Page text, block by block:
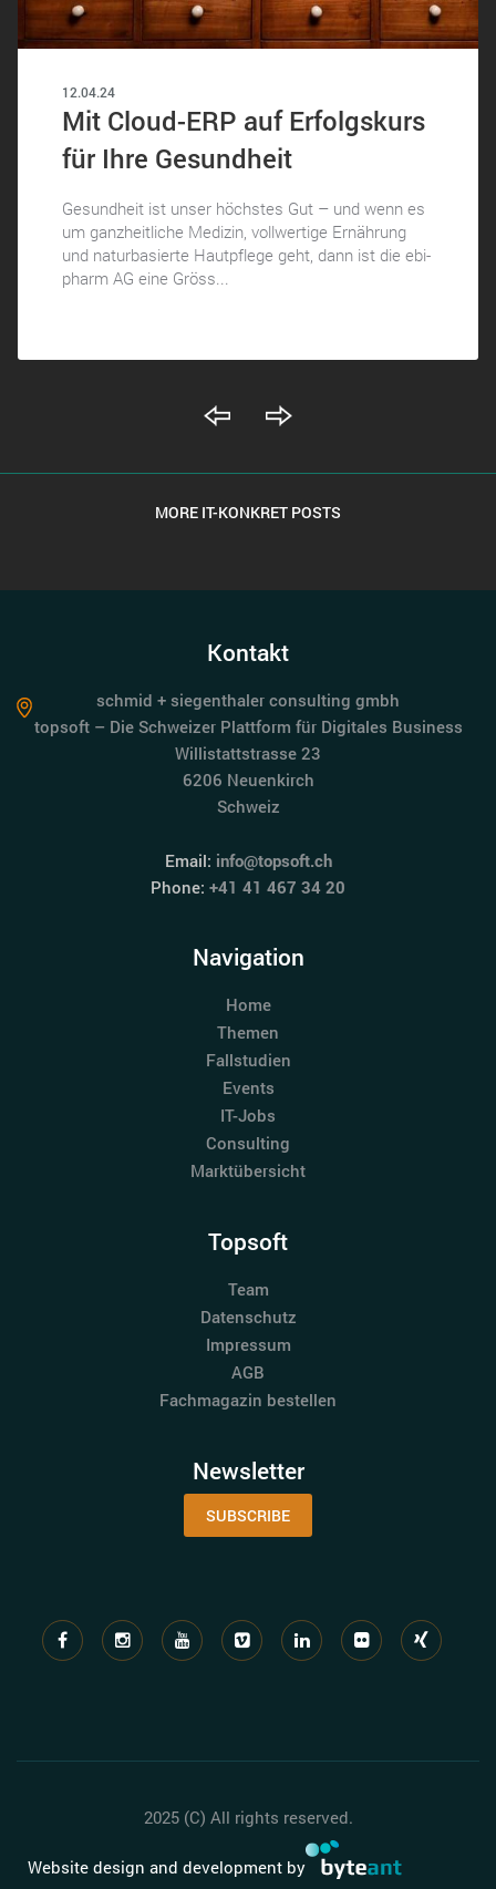
12.04.24
Mit Cloud-ERP auf Erfolgskurs
für Ihre Gesundheit
Gesundheit ist unser höchstes Gut – und wenn es
um ganzheitliche Medizin, vollwertige Ernährung
und naturbasierte Hautpflege geht, dann ist die ebi-
pharm AG eine Gröss...
MORE IT-KONKRET POSTS
Kontakt
schmid + siegenthaler consulting gmbh
topsoft – Die Schweizer Plattform für Digitales Business
Willistattstrasse 23
6206 Neuenkirch
Schweiz
Email: info@topsoft.ch
Phone: +41 41 467 34 20
Navigation
Home
Themen
Fallstudien
Events
IT-Jobs
Consulting
Marktübersicht
Topsoft
Team
Datenschutz
Impressum
AGB
Fachmagazin bestellen
Newsletter
SUBSCRIBE
2025 (C) All rights reserved.
Website design and development by